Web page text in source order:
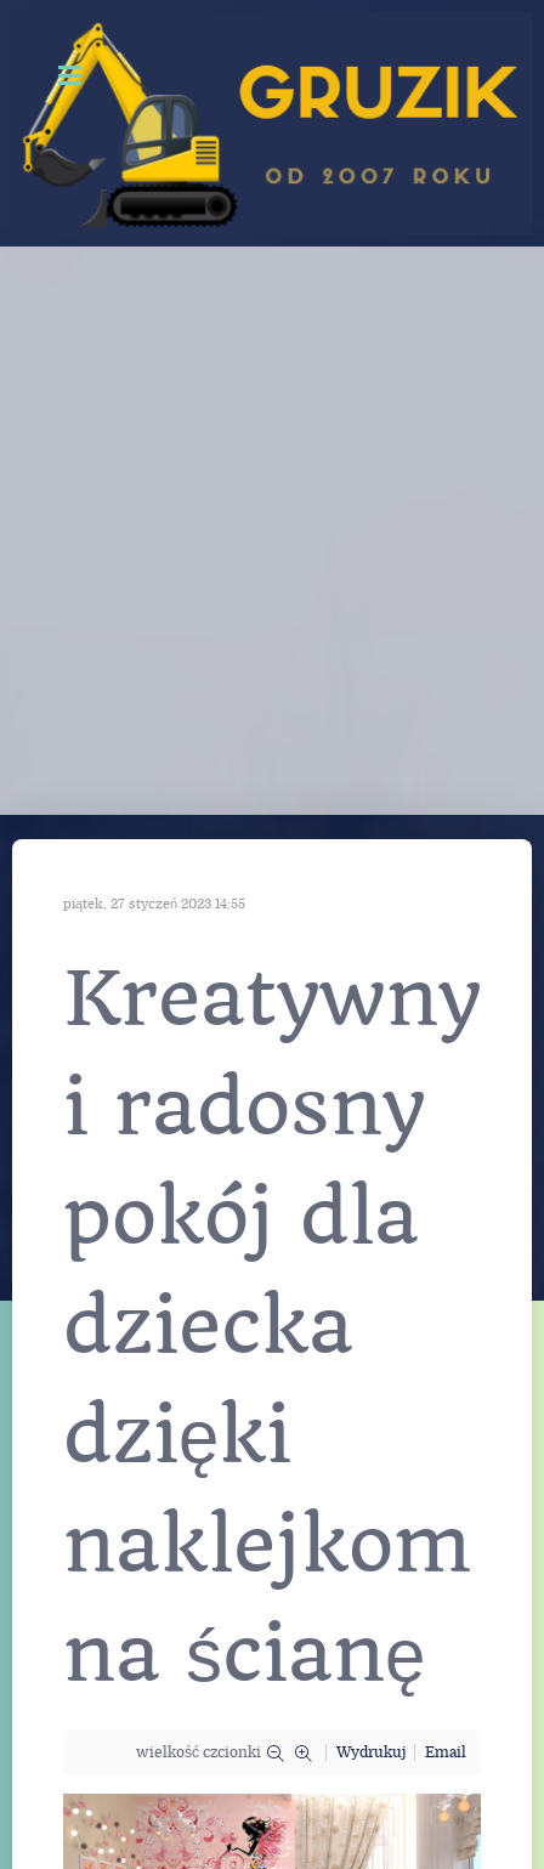
piątek, 27 styczeń 2023 14:55
Kreatywny
i radosny
pokój dla
dziecka
dzięki
naklejkom
na ścianę
wielkość czcionki Wydrukuj Email